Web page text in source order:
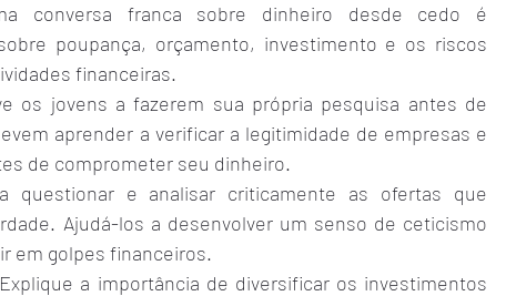
conversa franca sobre dinheiro desde cedo é
poupança, orçamento, investimento e os riscos
financeiras.
os jovens a fazerem sua própria pesquisa antes de
aprender a verificar a legitimidade de empresas e
de comprometer seu dinheiro.
questionar e analisar criticamente as ofertas que
Ajudá-los a desenvolver um senso de ceticismo
em golpes financeiros.
Explique a importância de diversificar os investimentos